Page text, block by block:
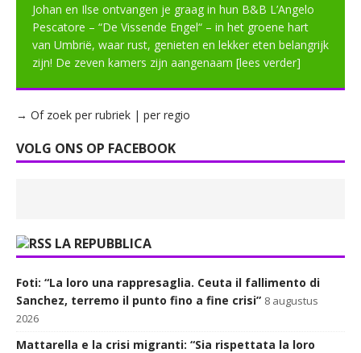
Johan en Ilse ontvangen je graag in hun B&B L’Angelo
Pescatore – “De Vissende Engel“ – in het groene hart
van Umbrië, waar rust, genieten en lekker eten belangrijk
zijn! De zeven kamers zijn aangenaam [lees verder]
→ Of zoek per rubriek | per regio
VOLG ONS OP FACEBOOK
LA REPUBBLICA
Foti: “La loro una rappresaglia. Ceuta il fallimento di
Sanchez, terremo il punto fino a fine crisi” 8 augustus
2026
Mattarella e la crisi migranti: “Sia rispettata la loro